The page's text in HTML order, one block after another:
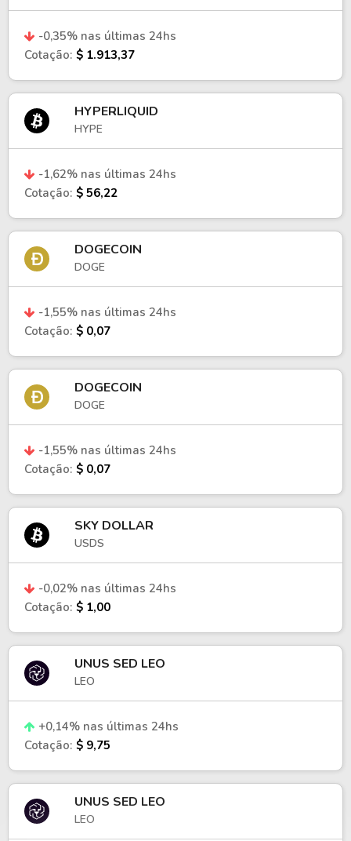
-0,35% nas últimas 24hs
Cotação: $ 1.913,37
HYPERLIQUID
HYPE
-1,62% nas últimas 24hs
Cotação: $ 56,22
DOGECOIN
DOGE
-1,55% nas últimas 24hs
Cotação: $ 0,07
DOGECOIN
DOGE
-1,55% nas últimas 24hs
Cotação: $ 0,07
SKY DOLLAR
USDS
-0,02% nas últimas 24hs
Cotação: $ 1,00
UNUS SED LEO
LEO
+0,14% nas últimas 24hs
Cotação: $ 9,75
UNUS SED LEO
LEO